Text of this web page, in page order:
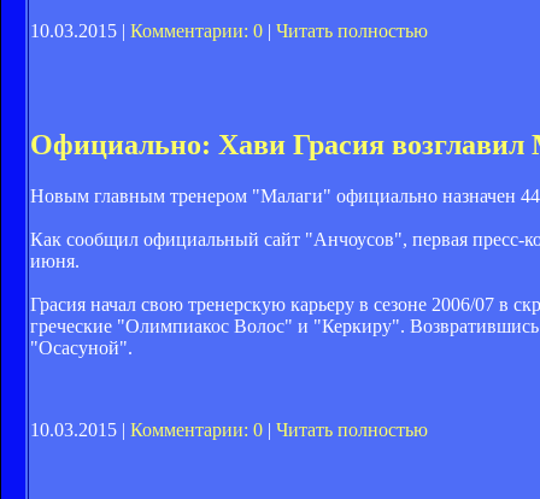
10.03.2015 | Комментарии: 0 | Читать полностью
Официально: Хави Грасия возглавил
Новым главным тренером "Малаги" официально назначен
Как сообщил официальный сайт "Анчоусов", первая пресс-
июня.
Грасия начал свою тренерскую карьеру в сезоне 2006/07 в
греческие "Олимпиакос Волос" и "Керкиру".
"Осасуной".
10.03.2015 | Комментарии: 0 | Читать полностью